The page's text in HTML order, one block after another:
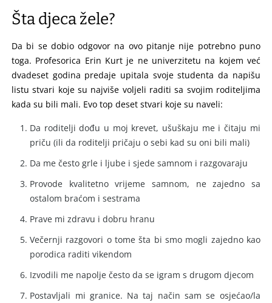
Šta djeca žele?
Da bi se dobio odgovor na ovo pitanje nije potrebno puno
toga. Profesorica Erin Kurt je ne univerzitetu na kojem već
dvadeset godina predaje upitala svoje studenta da napišu
listu stvari koje su najviše voljeli raditi sa svojim roditeljima
kada su bili mali. Evo top deset stvari koje su naveli:
Da roditelji dođu u moj krevet, ušuškaju me i čitaju mi
priču (ili da roditelji pričaju o sebi kad su oni bili mali)
Da me često grle i ljube i sjede samnom i razgovaraju
Provode kvalitetno vrijeme samnom, ne zajedno sa
ostalom braćom i sestrama
Prave mi zdravu i dobru hranu
Večernji razgovori o tome šta bi smo mogli zajedno kao
porodica raditi vikendom
Izvodili me napolje često da se igram s drugom djecom
Postavljali mi granice. Na taj način sam se osjećao/la